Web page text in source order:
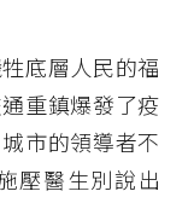
底層人民的福
重鎮爆發了疫
市的領導者不
壓醫生別說出